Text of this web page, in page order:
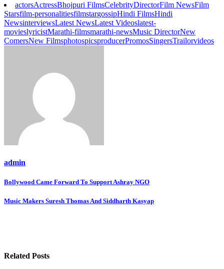
actorsActressBhojpuri FilmsCelebrityDirectorFilm NewsFilm
Starsfilm-personalitiesfilmstargossipHindi FilmsHindi
NewsinterviewsLatest NewsLatest Videoslatest-
movieslyricistMarathi-filmsmarathi-newsMusic DirectorNew
ComersNew FilmsphotospicsproducerPromosSingersTrailorvideos
admin
Post
navigation
Bollywood Came Forward To Support Ashray NGO
Music Makers Suresh Thomas And Siddharth Kasyap
Related Posts